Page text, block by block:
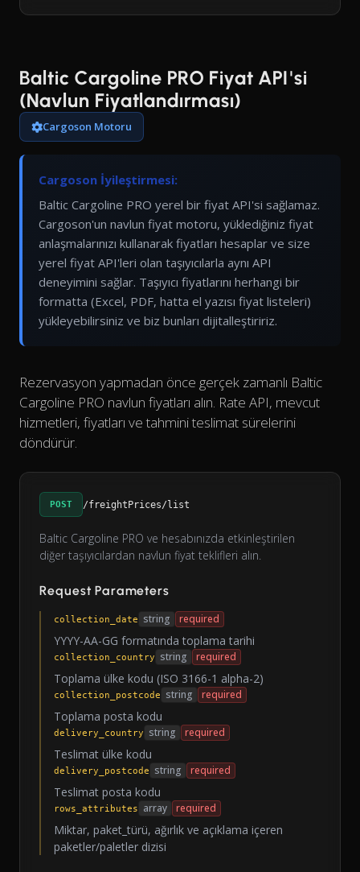
Baltic Cargoline PRO Fiyat API'si
(Navlun Fiyatlandırması)
Cargoson Motoru
Cargoson İyileştirmesi:
Baltic Cargoline PRO yerel bir fiyat API'si sağlamaz.
Cargoson'un navlun fiyat motoru, yüklediğiniz fiyat
anlaşmalarınızı kullanarak fiyatları hesaplar ve size
yerel fiyat API'leri olan taşıyıcılarla aynı API
deneyimini sağlar. Taşıyıcı fiyatlarını herhangi bir
formatta (Excel, PDF, hatta el yazısı fiyat listeleri)
yükleyebilirsiniz ve biz bunları dijitalleştiririz.
Rezervasyon yapmadan önce gerçek zamanlı Baltic
Cargoline PRO navlun fiyatları alın. Rate API, mevcut
hizmetleri, fiyatları ve tahmini teslimat sürelerini
döndürür.
POST /freightPrices/list
Baltic Cargoline PRO ve hesabınızda etkinleştirilen
diğer taşıyıcılardan navlun fiyat teklifleri alın.
Request Parameters
collection_date string required
YYYY-AA-GG formatında toplama tarihi
collection_country string required
Toplama ülke kodu (ISO 3166-1 alpha-2)
collection_postcode string required
Toplama posta kodu
delivery_country string required
Teslimat ülke kodu
delivery_postcode string required
Teslimat posta kodu
rows_attributes array required
Miktar, paket_türü, ağırlık ve açıklama içeren
paketler/paletler dizisi